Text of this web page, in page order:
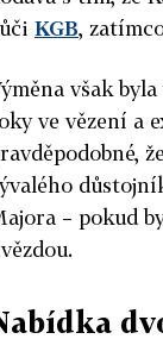
KGB,
však
ve vězení a
–⁠⁠⁠⁠⁠⁠ pokud